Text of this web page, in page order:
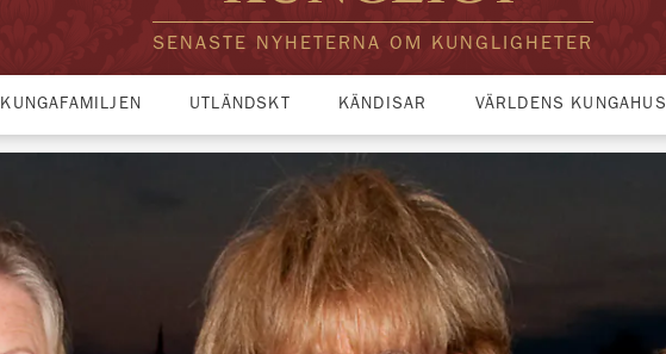
SENASTE NYHETERNA OM KUNGLIGHETER
KUNGAFAMILJEN UTLÄNDSKT KÄNDISAR VÄRLDENS KUNGAHUS